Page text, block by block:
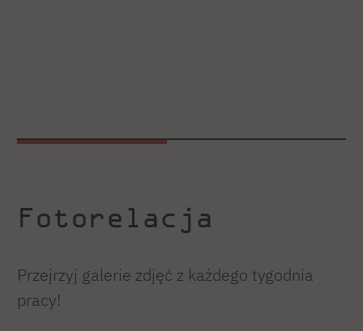
Fotorelacja
Przejrzyj galerie zdjęć z każdego tygodnia
pracy!